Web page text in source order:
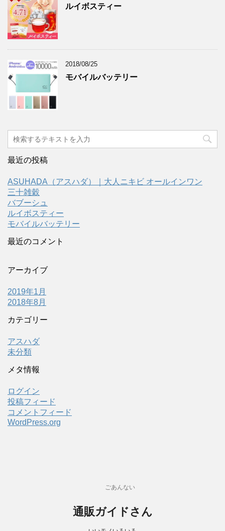
ルイボスティー
2018/08/25
モバイルバッテリー
最近の投稿
ASUHADA（アスハダ）｜大人ニキビ オールインワン
三十雑穀
バブーシュ
ルイボスティー
モバイルバッテリー
最近のコメント
アーカイブ
2019年1月
2018年8月
カテゴリー
アスハダ
未分類
メタ情報
ログイン
投稿フィード
コメントフィード
WordPress.org
ごあんない
通販ガイドさん